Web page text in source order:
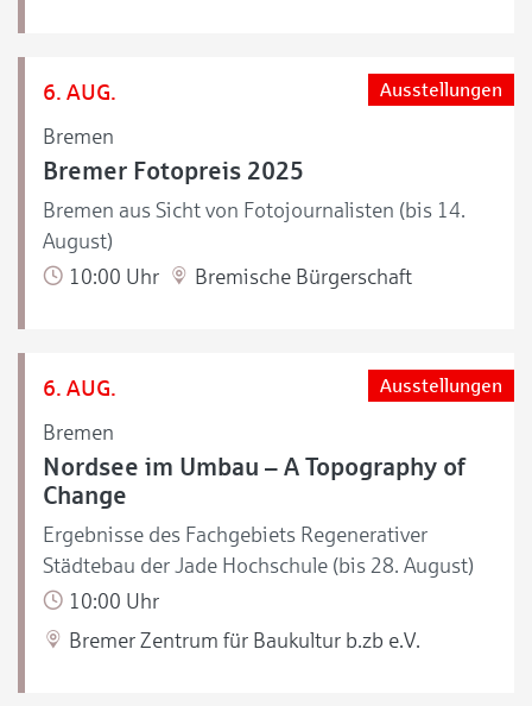
6. AUG.
Bremen
Ausstellungen
Bremer Fotopreis 2025
Bremen aus Sicht von Fotojournalisten (bis 14.
August)
10:00 Uhr
Bremische Bürgerschaft
6. AUG.
Bremen
Ausstellungen
Nordsee im Umbau – A Topography of
Change
Ergebnisse des Fachgebiets Regenerativer
Städtebau der Jade Hochschule (bis 28. August)
10:00 Uhr
Bremer Zentrum für Baukultur b.zb e.V.